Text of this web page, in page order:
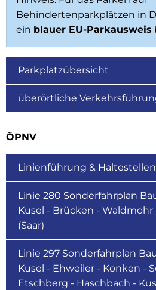
Behindertenparkplätzen in
ein blauer EU-Parkausweis
Parkplatzübersicht
überörtliche
ÖPNV
Linienführung &
Linie 280 Sonderfahrplan
Kusel - Brücken -
(Saar)
Linie 297 Sonderfahrplan
Kusel - Ehweiler - Konken -
Etschberg - Haschbach -